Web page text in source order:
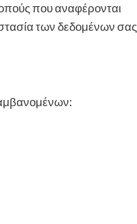
που αναφέρονται
των δεδομένων σας